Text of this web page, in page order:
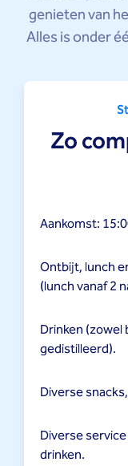
genieten van
Alles is onder
Zo
Aankomst:
Ontbijt, lunch
(lunch vanaf 2
Drinken (zowel
gedistilleerd).
Diverse
Diverse
drinken.